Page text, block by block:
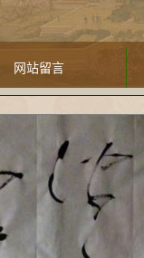
网站留言